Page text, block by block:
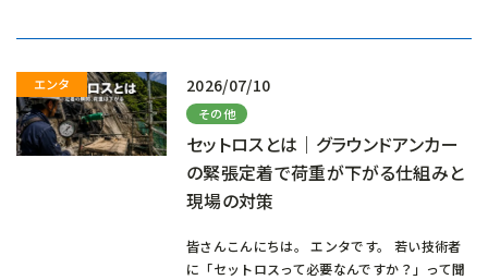
2026/07/10
その他
セットロスとは｜グラウンドアンカー
の緊張定着で荷重が下がる仕組みと
現場の対策
皆さんこんにちは。 エンタです。 若い技術者
に「セットロスって必要なんですか？」って聞